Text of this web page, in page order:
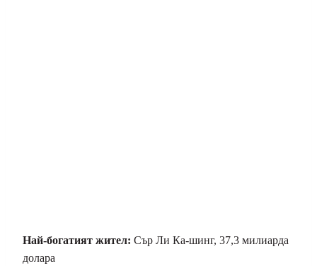
Най-богатият жител: Сър Ли Ка-шинг, 37,3 милиарда
долара